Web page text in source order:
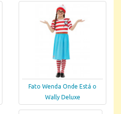
Fato Wenda Onde Está o
Wally Deluxe